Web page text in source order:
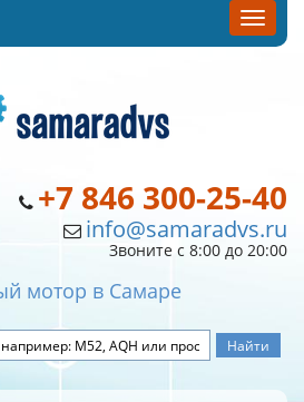
+7 846 300-25-40
info@samaradvs.ru
Звоните с 8:00 до 20:00
мотор в Самаре